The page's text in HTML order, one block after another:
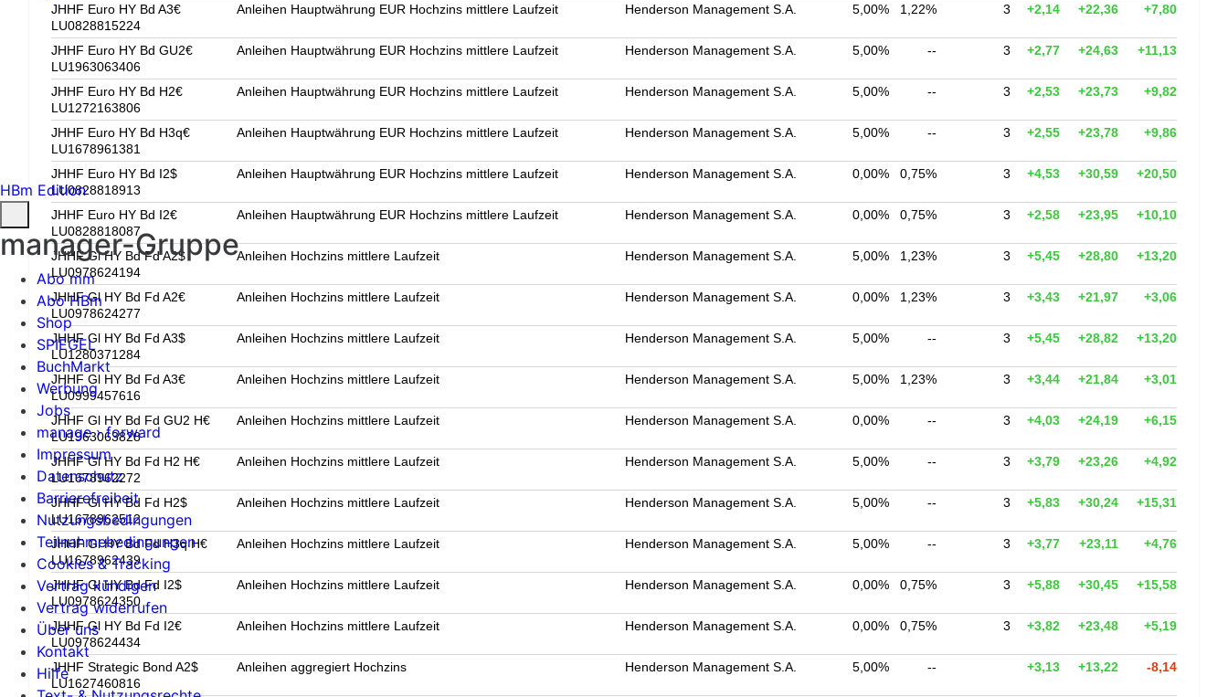
JHHF Euro HY Bd A3€
LU0828815224
Anleihen Hauptwährung EUR Hochzins mittlere Laufzeit Henderson Management S.A. 5,00% 1,22% 3 +2,14 +22,36 +7,80
JHHF Euro HY Bd GU2€
LU1963063406
Anleihen Hauptwährung EUR Hochzins mittlere Laufzeit Henderson Management S.A. 5,00% -- 3 +2,77 +24,63 +11,13
JHHF Euro HY Bd H2€
LU1272163806
Anleihen Hauptwährung EUR Hochzins mittlere Laufzeit Henderson Management S.A. 5,00% -- 3 +2,53 +23,73 +9,82
JHHF Euro HY Bd H3q€
LU1678961381
Anleihen Hauptwährung EUR Hochzins mittlere Laufzeit Henderson Management S.A. 5,00% -- 3 +2,55 +23,78 +9,86
JHHF Euro HY Bd I2$
LU0828818913
Anleihen Hauptwährung EUR Hochzins mittlere Laufzeit Henderson Management S.A. 0,00% 0,75% 3 +4,53 +30,59 +20,50
JHHF Euro HY Bd I2€
LU0828818087
Anleihen Hauptwährung EUR Hochzins mittlere Laufzeit Henderson Management S.A. 0,00% 0,75% 3 +2,58 +23,95 +10,10
JHHF Gl HY Bd Fd A2$
LU0978624194
Anleihen Hochzins mittlere Laufzeit Henderson Management S.A. 5,00% 1,23% 3 +5,45 +28,80 +13,20
JHHF Gl HY Bd Fd A2€
LU0978624277
Anleihen Hochzins mittlere Laufzeit Henderson Management S.A. 0,00% 1,23% 3 +3,43 +21,97 +3,06
JHHF Gl HY Bd Fd A3$
LU1280371284
Anleihen Hochzins mittlere Laufzeit Henderson Management S.A. 5,00% -- 3 +5,45 +28,82 +13,20
JHHF Gl HY Bd Fd A3€
LU0999457616
Anleihen Hochzins mittlere Laufzeit Henderson Management S.A. 5,00% 1,23% 3 +3,44 +21,84 +3,01
JHHF Gl HY Bd Fd GU2 H€
LU1963063828
Anleihen Hochzins mittlere Laufzeit Henderson Management S.A. 0,00% -- 3 +4,03 +24,19 +6,15
JHHF Gl HY Bd Fd H2 H€
LU1678962272
Anleihen Hochzins mittlere Laufzeit Henderson Management S.A. 5,00% -- 3 +3,79 +23,26 +4,92
JHHF Gl HY Bd Fd H2$
LU1678962512
Anleihen Hochzins mittlere Laufzeit Henderson Management S.A. 5,00% -- 3 +5,83 +30,24 +15,31
JHHF Gl HY Bd Fd H3q H€
LU1678962439
Anleihen Hochzins mittlere Laufzeit Henderson Management S.A. 5,00% -- 3 +3,77 +23,11 +4,76
JHHF Gl HY Bd Fd I2$
LU0978624350
Anleihen Hochzins mittlere Laufzeit Henderson Management S.A. 0,00% 0,75% 3 +5,88 +30,45 +15,58
JHHF Gl HY Bd Fd I2€
LU0978624434
Anleihen Hochzins mittlere Laufzeit Henderson Management S.A. 0,00% 0,75% 3 +3,82 +23,48 +5,19
JHHF Strategic Bond A2$
LU1627460816
Anleihen aggregiert Hochzins Henderson Management S.A. 5,00% -- +3,13 +13,22 -8,14
HBm Edition
manager-Gruppe
Abo mm
Abo HBm
Shop
SPIEGEL
BuchMarkt
Werbung
Jobs
manage › forward
Impressum
Datenschutz
Barrierefreiheit
Nutzungsbedingungen
Teilnahmebedingungen
Cookies & Tracking
Vertrag kündigen
Vertrag widerrufen
Über uns
Kontakt
Hilfe